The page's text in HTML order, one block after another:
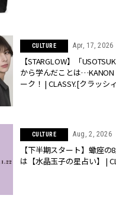
CULTURE Apr, 17, 2026
【STARGLOW】「
から学んだことは…KANON
ーク！ | CLASSY.[クラッシ
CULTURE Aug, 2, 2026
【下半期スタート】蠍座
は【水晶玉子の星占い】 |